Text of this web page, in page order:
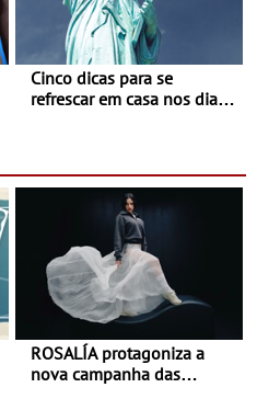
Cinco dicas para se
refrescar em casa nos dias
ROSALÍA protagoniza a
nova campanha das